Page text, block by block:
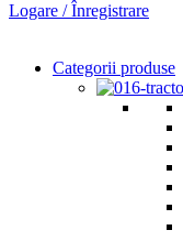
Logare / Înregistrare
Categorii produse